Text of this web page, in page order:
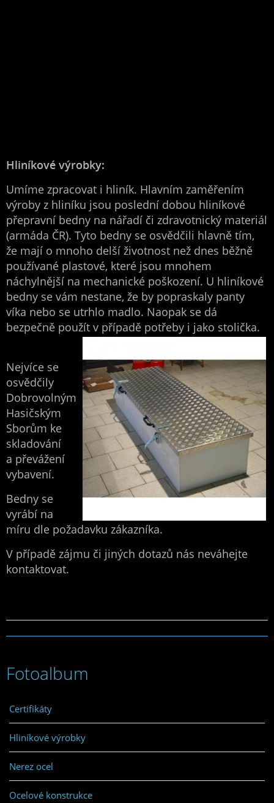
Hliníkové výrobky:
Umíme zpracovat i hliník. Hlavním zaměřením
výroby z hliníku jsou poslední dobou hliníkové
přepravní bedny na nářadí či zdravotnický materiál
(armáda ČR). Tyto bedny se osvědčili hlavně tím,
že mají o mnoho delší životnost než dnes běžně
používané plastové, které jsou mnohem
náchylnější na mechanické poškození. U hliníkové
bedny se vám nestane, že by popraskaly panty
víka nebo se utrhlo madlo. Naopak se dá
bezpečně použít v případě potřeby i jako stolička.
Nejvíce se
osvědčily
Dobrovolným
Hasičským
Sborům ke
skladování
a převážení
vybavení.
Bedny se
vyrábí na
míru dle požadavku zákazníka.
V případě zájmu či jiných dotazů nás neváhejte
kontaktovat.
Fotoalbum
Certifikáty
Hliníkové výrobky
Nerez ocel
Ocelové konstrukce